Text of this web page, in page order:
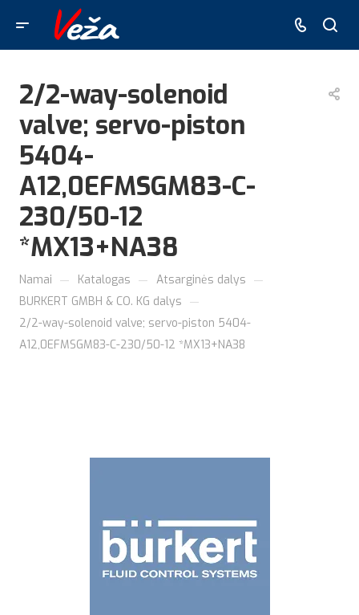
2/2-way-solenoid
valve; servo-piston
5404-
A12,0EFMSGM83-C-
230/50-12
*MX13+NA38
Namai — Katalogas — Atsarginės dalys —
BURKERT GMBH & CO. KG dalys —
2/2-way-solenoid valve; servo-piston 5404-
A12,0EFMSGM83-C-230/50-12 *MX13+NA38